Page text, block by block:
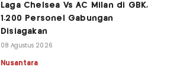
Laga Chelsea Vs AC Milan di GBK,
1.200 Personel Gabungan
Disiagakan
08 Agustus 2026
Nusantara